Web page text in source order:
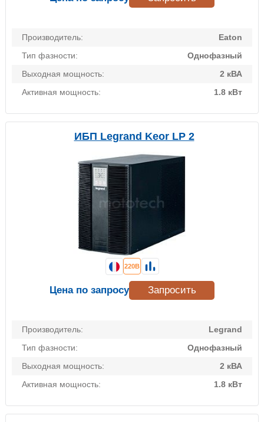
Производитель:
Eaton
Тип фазности:
Однофазный
Выходная мощность:
2 кВА
Активная мощность:
1.8 кВт
ИБП Legrand Keor LP 2
Производитель:
Legrand
Тип фазности:
Однофазный
Выходная мощность:
2 кВА
Активная мощность:
1.8 кВт
220В
Цена по запросу Запросить